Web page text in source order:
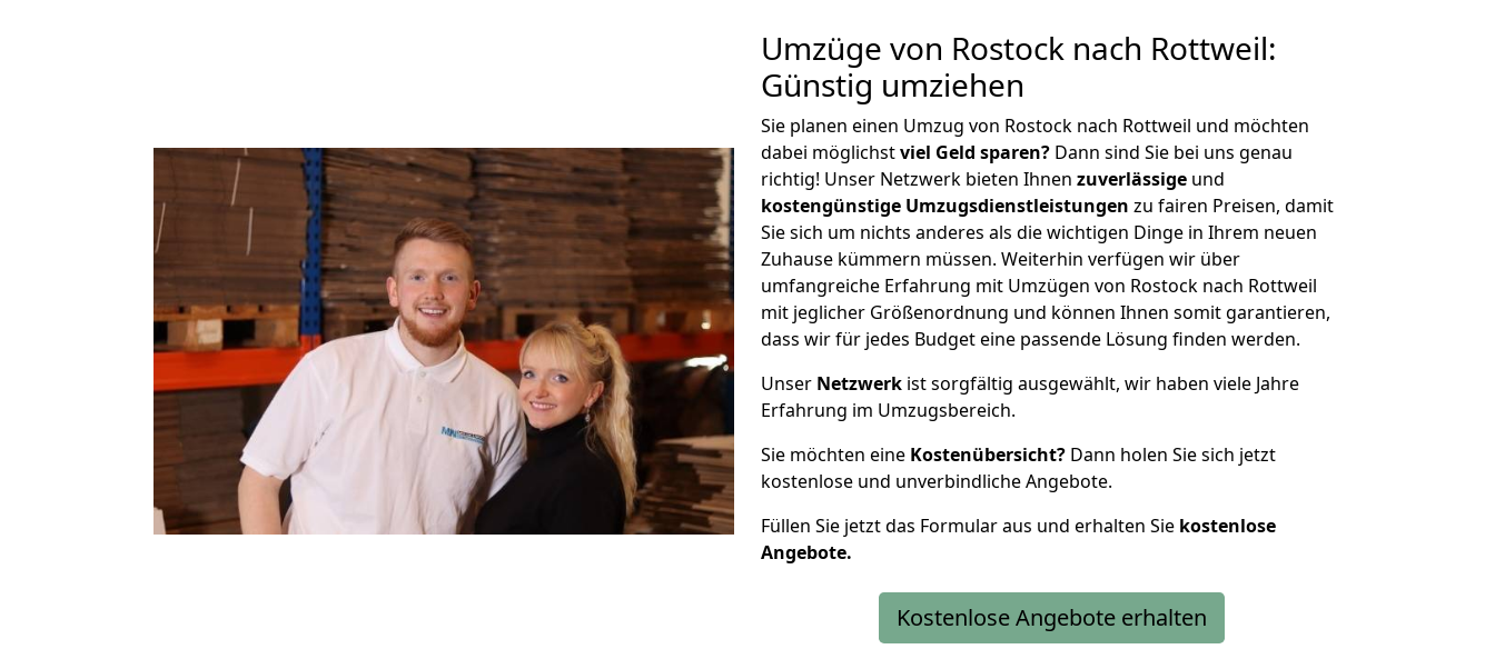
Umzüge von Rostock nach Rottweil:
Günstig umziehen
Sie planen einen Umzug von Rostock nach Rottweil und möchten
dabei möglichstviel Geld sparen? Dann sind Sie bei uns genau
richtig! Unser Netzwerk bieten Ihnen zuverlässige und
kostengünstige Umzugsdienstleistungen zu fairen Preisen, damit
Sie sich um nichts anderes als die wichtigen Dinge in Ihrem neuen
Zuhause kümmern müssen. Weiterhin verfügen wir über
umfangreiche Erfahrung mit Umzügen von Rostock nach Rottweil
mit jeglicher Größenordnung und können Ihnen somit garantieren,
dass wir für jedes Budget eine passende Lösung finden werden.
Unser Netzwerk ist sorgfältig ausgewählt, wir haben viele Jahre
Erfahrung im Umzugsbereich.
Sie möchten eine Kostenübersicht? Dann holen Sie sich jetzt
kostenlose und unverbindliche Angebote.
Füllen Sie jetzt das Formular aus und erhalten Sie kostenlose
Angebote.
Kostenlose Angebote erhalten